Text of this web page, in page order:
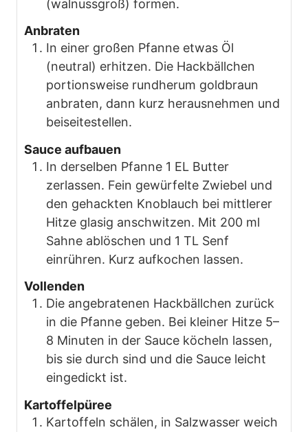
(walnussgroß) formen.
Anbraten
In einer großen Pfanne etwas Öl
(neutral) erhitzen. Die Hackbällchen
portionsweise rundherum goldbraun
anbraten, dann kurz herausnehmen und
beiseitestellen.
Sauce aufbauen
In derselben Pfanne 1 EL Butter
zerlassen. Fein gewürfelte Zwiebel und
den gehackten Knoblauch bei mittlerer
Hitze glasig anschwitzen. Mit 200 ml
Sahne ablöschen und 1 TL Senf
einrühren. Kurz aufkochen lassen.
Vollenden
Die angebratenen Hackbällchen zurück
in die Pfanne geben. Bei kleiner Hitze 5–
8 Minuten in der Sauce köcheln lassen,
bis sie durch sind und die Sauce leicht
eingedickt ist.
Kartoffelpüree
Kartoffeln schälen, in Salzwasser weich